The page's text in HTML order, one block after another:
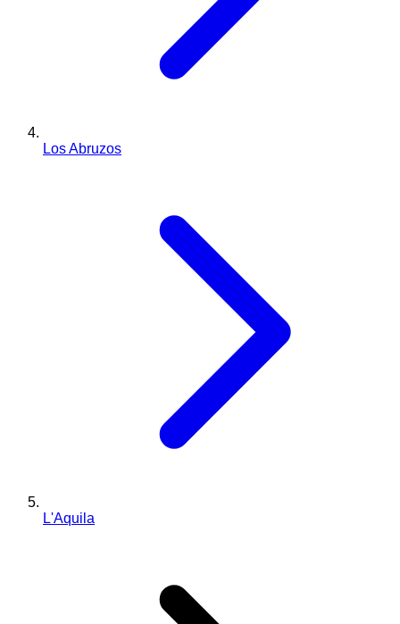
Los Abruzos
L'Aquila